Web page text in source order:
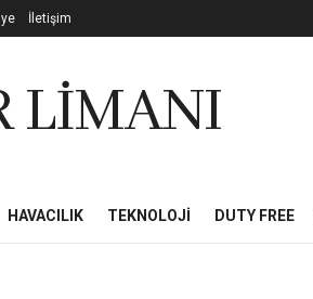
İletişim
LİMANI
HAVACILIK TEKNOLOJI DUTY FREE